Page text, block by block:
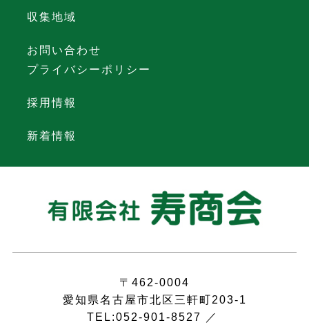
収集地域
お問い合わせ
プライバシーポリシー
採用情報
新着情報
〒462-0004
愛知県名古屋市北区三軒町203-1
TEL:052-901-8527 ／